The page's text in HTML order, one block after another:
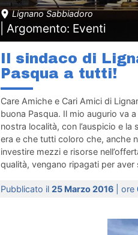
Lignano Sabbiadoro
| Argomento: Eventi
Il sindaco di
Pasqua a tutti!
Care Amiche e Cari Amici di
buona Pasqua. Il mio augurio va
nostra località, con l’auspicio e
era e che tutti coloro che, anche
investire mezzi e risorse
qualità, vengano ripagati per
Pubblicato il 25 Marzo 2016 | ore